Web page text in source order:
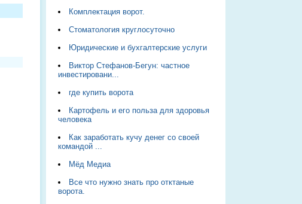
Комплектация ворот.
Стоматология круглосуточно
Юридические и бухгалтерские услуги
Виктор Стефанов-Бегун: частное
инвестировани...
где купить ворота
Картофель и его польза для здоровья
человека
Как заработать кучу денег со своей
командой ...
Мёд Медиа
Все что нужно знать про отктаные
ворота.